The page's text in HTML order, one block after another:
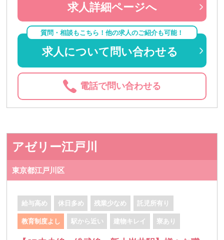
求人詳細ページへ
質問・相談もこちら！他の求人のご紹介も可能！
求人について問い合わせる
電話で問い合わせる
アゼリー江戸川
東京都江戸川区
給与高め 休日多め 残業少なめ 託児所有り
教育制度よし 駅から近い 建物キレイ 寮あり